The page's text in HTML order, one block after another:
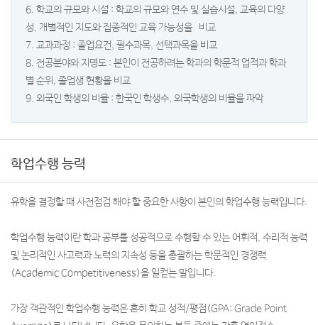
6. 학교의 규모와 시설 : 학교의 규모와 연수 및 실습시설, 교육의 다양
성, 개별적인 지도와 집중적인 교육 가능성을 비교
7. 교과과정 : 졸업요건, 필수과목, 선택과목을 비교
8. 전공분야와 지명도 : 본인이 전공하려는 학과의 학문적 업적과 학과
별 순위, 졸업생 현황을 비교
9. 외국인 학생의 비율 : 한국인 학생수, 외국학생의 비율을 파악
학업수행 능력
유학을 결정할 때 사전점검 해야 할 중요한 사항이 본인의 학업수행 능력입니다.
학업수행 능력이란 학과 공부를 성공적으로 수행할 수 있는 어휘적, 수리적 능력
및 논리적인 사고력과 노력의 지속성 등을 총괄하는 학문적인 경쟁력
(Academic Competitiveness)을 일컫는 말입니다.
가장 객관적인 학업수행 능력은 흔히 학교 성적/평점(GPA: Grade Point